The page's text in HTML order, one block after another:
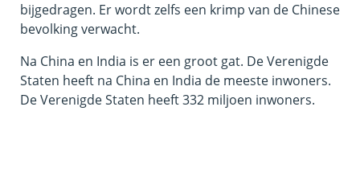
bijgedragen. Er wordt zelfs een krimp van de Chinese
bevolking verwacht.
Na China en India is er een groot gat. De Verenigde
Staten heeft na China en India de meeste inwoners.
De Verenigde Staten heeft 332 miljoen inwoners.